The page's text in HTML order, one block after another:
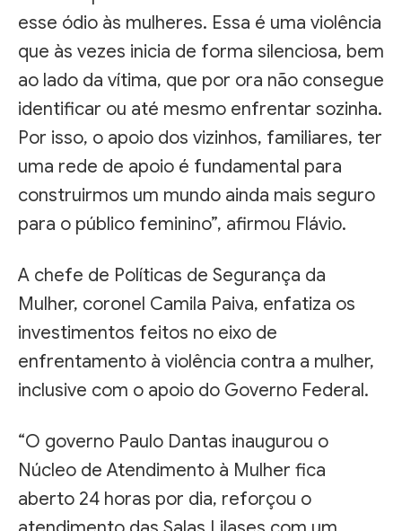
esse ódio às mulheres. Essa é uma violência
que às vezes inicia de forma silenciosa, bem
ao lado da vítima, que por ora não consegue
identificar ou até mesmo enfrentar sozinha.
Por isso, o apoio dos vizinhos, familiares, ter
uma rede de apoio é fundamental para
construirmos um mundo ainda mais seguro
para o público feminino”, afirmou Flávio.
A chefe de Políticas de Segurança da
Mulher, coronel Camila Paiva, enfatiza os
investimentos feitos no eixo de
enfrentamento à violência contra a mulher,
inclusive com o apoio do Governo Federal.
“O governo Paulo Dantas inaugurou o
Núcleo de Atendimento à Mulher fica
aberto 24 horas por dia, reforçou o